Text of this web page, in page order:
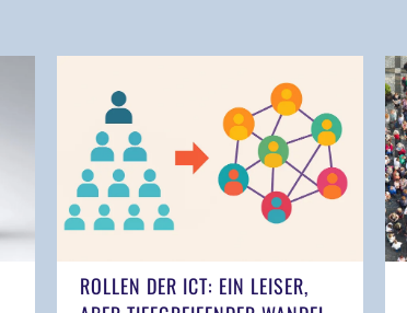
Andelfingen
Balsthal
Balzers
ROLLEN DER ICT: EIN LEISER,